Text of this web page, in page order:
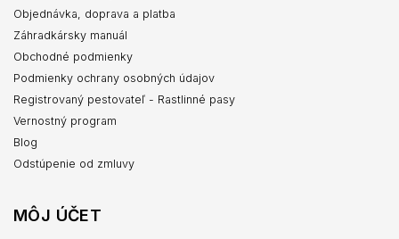
Objednávka, doprava a platba
Záhradkársky manuál
Obchodné podmienky
Podmienky ochrany osobných údajov
Registrovaný pestovateľ - Rastlinné pasy
Vernostný program
Blog
Odstúpenie od zmluvy
MÔJ ÚČET